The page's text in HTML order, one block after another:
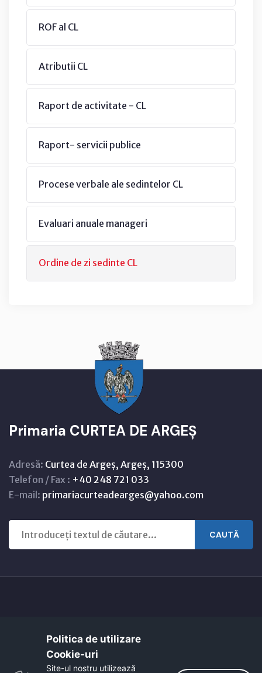
ROF al CL
Atributii CL
Raport de activitate - CL
Raport- servicii publice
Procese verbale ale sedintelor CL
Evaluari anuale manageri
Ordine de zi sedinte CL
Primaria CURTEA DE ARGEȘ
Adresă: Curtea de Argeș, Argeș, 115300
Telefon / Fax : +40 248 721 033
E-mail: primariacurteadearges@yahoo.com
CAUTĂ
Harta orasului
Link-uri utile
EcoActive: Citizens for a Sustainable Europe
Politica de utilizare
Cookie-uri‎
Site-ul nostru utilizează